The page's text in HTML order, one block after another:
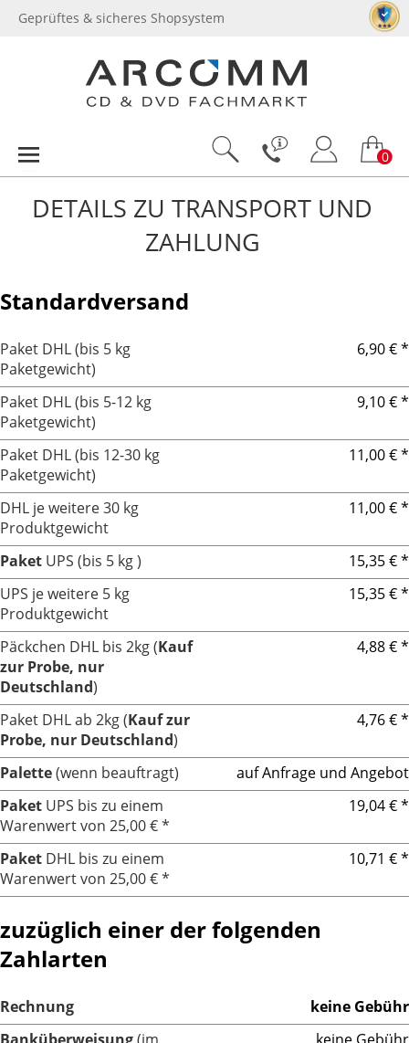
Geprüftes & sicheres Shopsystem
0
DETAILS ZU TRANSPORT UND
ZAHLUNG
Standardversand
Paket DHL (bis 5 kg
Paketgewicht)
6,90 € *
Paket DHL (bis 5-12 kg
Paketgewicht)
9,10 € *
Paket DHL (bis 12-30 kg
Paketgewicht)
11,00 € *
DHL je weitere 30 kg
Produktgewicht
11,00 € *
Paket UPS (bis 5 kg )
15,35 € *
UPS je weitere 5 kg
Produktgewicht
15,35 € *
Päckchen DHL bis 2kg (Kauf
zur Probe, nur
Deutschland)
4,88 € *
Paket DHL ab 2kg (Kauf zur
Probe, nur Deutschland)
4,76 € *
Palette(wenn beauftragt)
auf Anfrage und Angebot
Paket UPS bis zu einem
Warenwert von 25,00 € *
19,04 € *
Paket DHL bis zu einem
Warenwert von 25,00 € *
10,71 € *
zuzüglich einer der folgenden
Zahlarten
Rechnung
keine Gebühr